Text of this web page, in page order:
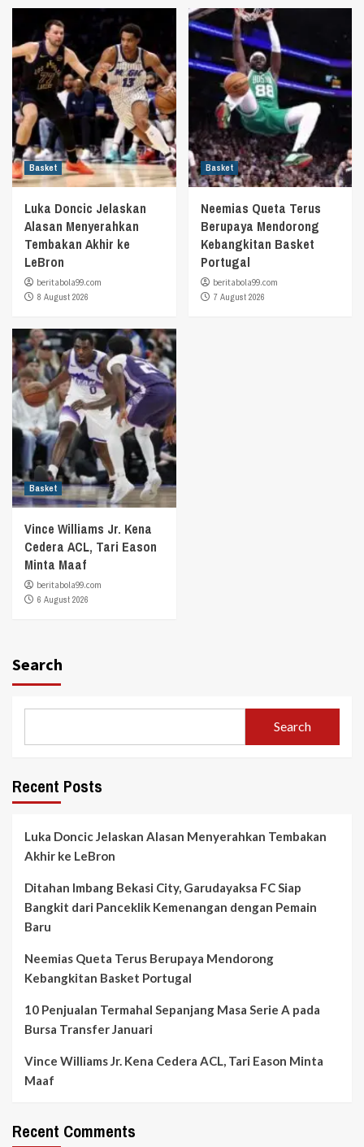
Basket
Luka Doncic Jelaskan
Alasan Menyerahkan
Tembakan Akhir ke
LeBron
beritabola99.com
8 August 2026
Basket
Neemias Queta Terus
Berupaya Mendorong
Kebangkitan Basket
Portugal
beritabola99.com
7 August 2026
Basket
Vince Williams Jr. Kena
Cedera ACL, Tari Eason
Minta Maaf
beritabola99.com
6 August 2026
Search
Search
Recent Posts
Luka Doncic Jelaskan Alasan Menyerahkan Tembakan
Akhir ke LeBron
Ditahan Imbang Bekasi City, Garudayaksa FC Siap
Bangkit dari Panceklik Kemenangan dengan Pemain
Baru
Neemias Queta Terus Berupaya Mendorong
Kebangkitan Basket Portugal
10 Penjualan Termahal Sepanjang Masa Serie A pada
Bursa Transfer Januari
Vince Williams Jr. Kena Cedera ACL, Tari Eason Minta
Maaf
Recent Comments